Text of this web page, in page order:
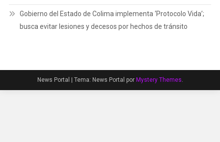
Gobierno del Estado de Colima implementa ‘Protocolo Vida’;
busca evitar lesiones y decesos por hechos de tránsito
News Portal | Tema: News Portal por Mystery Themes